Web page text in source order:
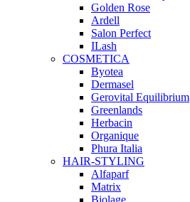
Golden Rose
Ardell
Salon Perfect
ILash
COSMETICA
Byotea
Dermasel
Gerovital Equilibrium
Greenlands
Herbacin
Organique
Phura Italia
HAIR-STYLING
Alfaparf
Matrix
Biolage